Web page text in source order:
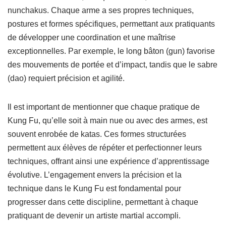
nunchakus. Chaque arme a ses propres techniques,
postures et formes spécifiques, permettant aux pratiquants
de développer une coordination et une maîtrise
exceptionnelles. Par exemple, le long bâton (gun) favorise
des mouvements de portée et d’impact, tandis que le sabre
(dao) requiert précision et agilité.
Il est important de mentionner que chaque pratique de
Kung Fu, qu’elle soit à main nue ou avec des armes, est
souvent enrobée de katas. Ces formes structurées
permettent aux élèves de répéter et perfectionner leurs
techniques, offrant ainsi une expérience d’apprentissage
évolutive. L’engagement envers la précision et la
technique dans le Kung Fu est fondamental pour
progresser dans cette discipline, permettant à chaque
pratiquant de devenir un artiste martial accompli.